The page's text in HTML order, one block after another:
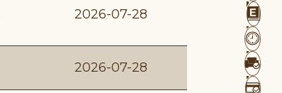
2026-07-28
2026-07-28